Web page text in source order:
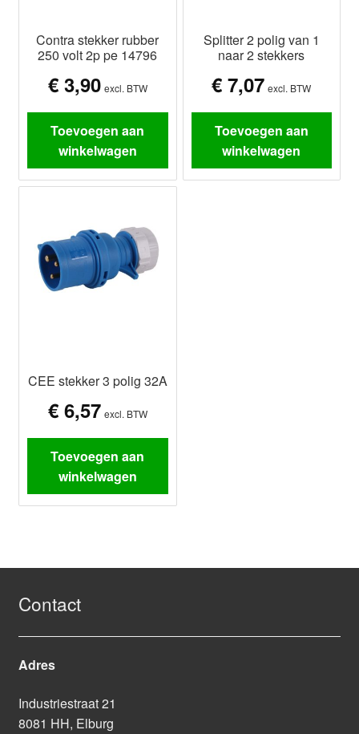
Contra stekker rubber
250 volt 2p pe 14796
€3,90 excl. BTW
Toevoegen aan
winkelwagen
Splitter 2 polig van 1
naar 2 stekkers
€ 7,07 excl. BTW
Toevoegen aan
winkelwagen
CEE stekker 3 polig 32A
€6,57 excl. BTW
Toevoegen aan
winkelwagen
Contact
Adres
Industriestraat 21
8081 HH, Elburg